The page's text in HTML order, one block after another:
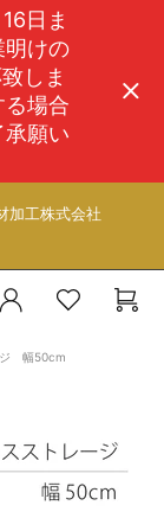
日ま
明けの
しま
場合
願い
加工株式会社
ジ 幅50cm